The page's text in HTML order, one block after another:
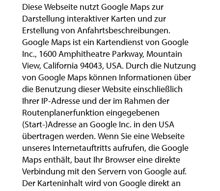
Diese Webseite nutzt Google Maps zur
Darstellung interaktiver Karten und zur
Erstellung von Anfahrtsbeschreibungen.
Google Maps ist ein Kartendienst von Google
Inc., 1600 Amphitheatre Parkway, Mountain
View, California 94043, USA. Durch die Nutzung
von Google Maps können Informationen über
die Benutzung dieser Website einschließlich
Ihrer IP-Adresse und der im Rahmen der
Routenplanerfunktion eingegebenen
(Start-)Adresse an Google Inc. in den USA
übertragen werden. Wenn Sie eine Webseite
unseres Internetauftritts aufrufen, die Google
Maps enthält, baut Ihr Browser eine direkte
Verbindung mit den Servern von Google auf.
Der Karteninhalt wird von Google direkt an